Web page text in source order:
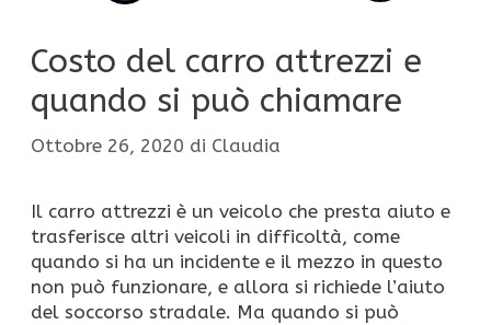
Costo del carro attrezzi e
quando si può chiamare
Ottobre 26, 2020 di Claudia
Il carro attrezzi è un veicolo che presta aiuto e
trasferisce altri veicoli in difficoltà, come
quando si ha un incidente e il mezzo in questo
non può funzionare, e allora si richiede l’aiuto
del soccorso stradale. Ma quando si può